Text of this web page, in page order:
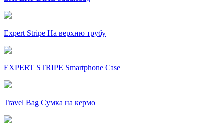
Expert Stripe На верхню трубу
EXPERT STRIPE Smartphone Case
Travel Bag Сумка на кермо